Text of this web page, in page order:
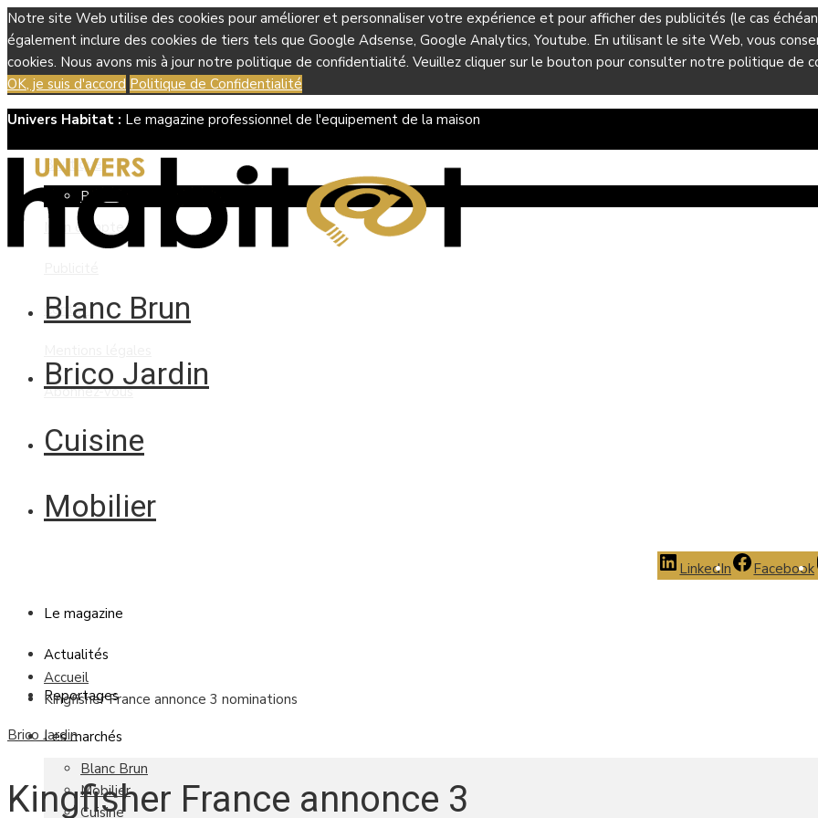
Notre site Web utilise des cookies pour améliorer et personnaliser votre expérience et pour afficher des publicités (le cas
également inclure des cookies de tiers tels que Google Adsense, Google Analytics, Youtube. En utilisant le site Web, vous
cookies. Nous avons mis à jour notre politique de confidentialité. Veuillez cliquer sur le bouton pour consulter notre politique de
OK, je suis d'accord Politique de Confidentialité
Univers Habitat : Le magazine professionnel de l'equipement de la maison
Boutique
Panier
Mon compte
Contact
Abonnez-vous
Blanc Brun
Brico Jardin
Cuisine
Mobilier
LinkedIn Facebook
Le magazine
Actualités
Reportages
Les marchés
Blanc Brun
Mobilier
Cuisine
Accueil
Kingfisher France annonce 3 nominations
Brico Jardin
Kingfisher France annonce 3